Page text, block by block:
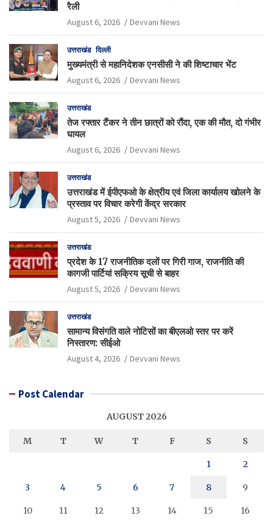
रैली
August 6, 2026 Devvani News
उत्तराखंड दिल्ली
मुख्यमंत्री से महानिदेशक एनसीसी ने की शिष्टाचार भेंट
August 6, 2026 Devvani News
उत्तराखंड
तेज रफ्तार टैंकर ने तीन छात्रों को रौंदा, एक की मौत, दो गंभीर
घायल
August 6, 2026 Devvani News
उत्तराखंड
उत्तराखंड में ईपीएफओ के क्षेत्रीय एवं जिला कार्यालय खोलने के
प्रस्ताव पर विचार करेगी केंद्र सरकार
August 5, 2026 Devvani News
उत्तराखंड
प्रदेश के 17 राजनीतिक दलों पर गिरी गाज, राजनीति की
कागजी पार्टियां सक्रिय सूची से बाहर
August 5, 2026 Devvani News
उत्तराखंड
सामान्य विसंगति वाले नोटिसों का बीएलओ स्तर पर करें
निस्तारण: सीईओ
August 4, 2026 Devvani News
Post Calendar
AUGUST 2026
M T W T F S S
1 2
3 4 5 6 7 8 9
10 11 12 13 14 15 16